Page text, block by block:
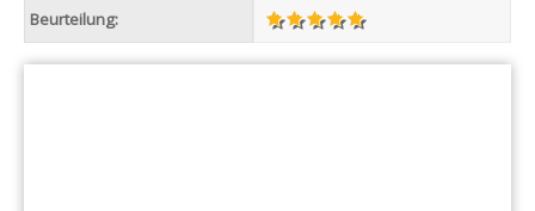
Beurteilung: